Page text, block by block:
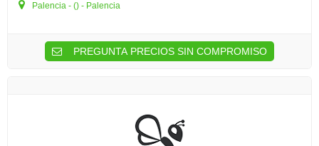
Palencia - () - Palencia
PREGUNTA PRECIOS SIN COMPROMISO